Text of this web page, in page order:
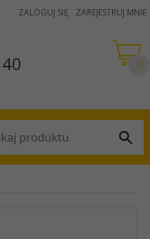
ZALOGUJ SIĘ ZAREJESTRUJ MNIE
0